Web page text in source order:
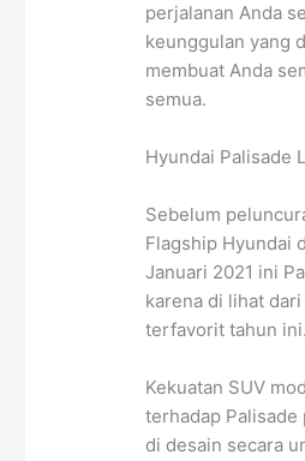
perjalanan Anda
keunggulan yang
membuat Anda
semua.
Hyundai Palisade
Sebelum
Flagship Hyundai
Januari 2021 ini
karena di lihat
terfavorit tahun ini.
Kekuatan SUV
terhadap
di desain secara